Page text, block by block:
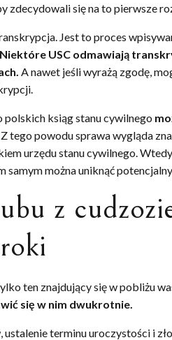
zdecydowali się na to pierwsze
Jest to proces
Niektóre USC odmawiają
A nawet jeśli wyrażą zgodę,
ksiąg stanu cywilnego
Z tego powodu sprawa wygląda
urzędu stanu cywilnego.
można uniknąć
z
ten znajdujący się w pobliżu
się w nim dwukrotnie.
terminu uroczystości i